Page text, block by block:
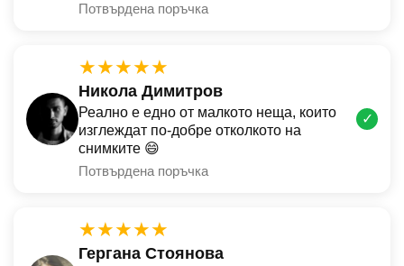
Потвърдена поръчка
★★★★★
Никола Димитров
Реално е едно от малкото неща, които
изглеждат по-добре отколкото на
снимките 😄
Потвърдена поръчка
✓
★★★★★
Гергана Стоянова